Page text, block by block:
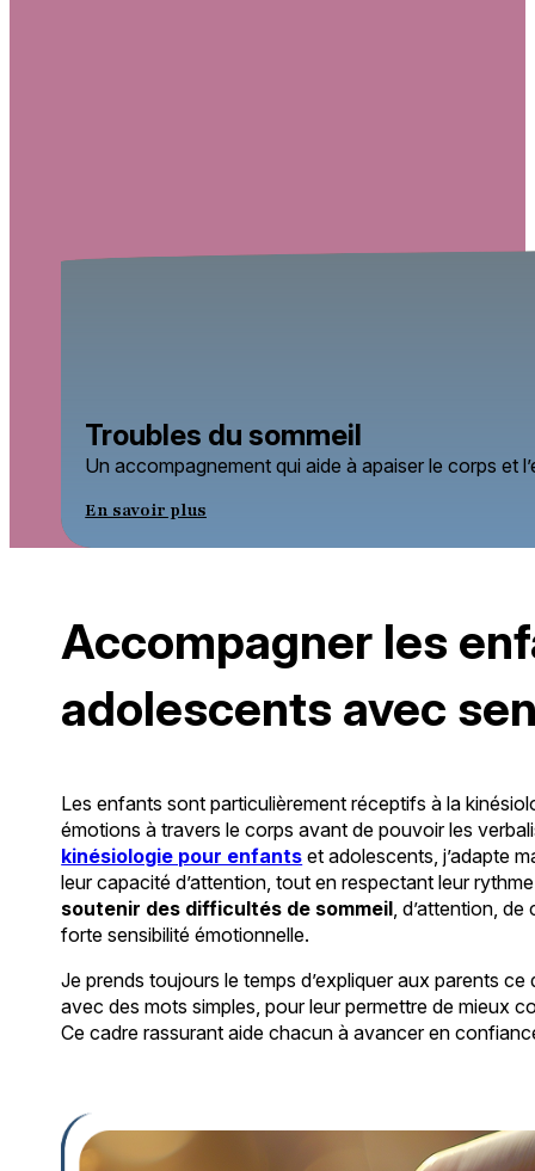
Troubles du sommeil
Un accompagnement qui aide à apaiser le corps et
En savoir plus
Accompagner les
adolescents avec
Les enfants sont particulièrement réceptifs à la
émotions à travers le corps avant de pouvoir les
kinésiologie pour enfants et adolescents, j’adapte
leur capacité d’attention, tout en respectant leur
soutenir des difficultés de sommeil, d’attention,
forte sensibilité émotionnelle.
Je prends toujours le temps d’expliquer aux parents
avec des mots simples, pour leur permettre de mieux
Ce cadre rassurant aide chacun à avancer en